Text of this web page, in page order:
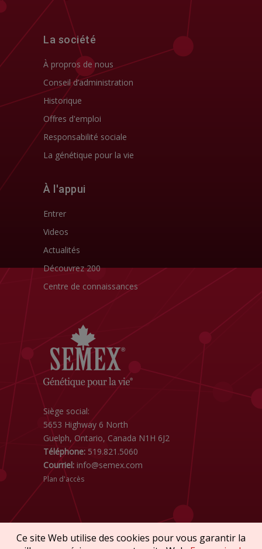
La société
À propros de nous
Conseil d’administration
Historique
Offres d'emploi
Responsabilité sociale
La génétique pour la vie
À l'appui
Entrer
Videos
Actualités
Découvrez 200
Centre de connaissances
Siège social:
5653 Highway 6 North
Guelph, Ontario, Canada N1H 6J2
Téléphone: 519.821.5060
Courriel: info@semex.com
Plan d'accès
Ce site Web utilise des cookies pour vous garantir la